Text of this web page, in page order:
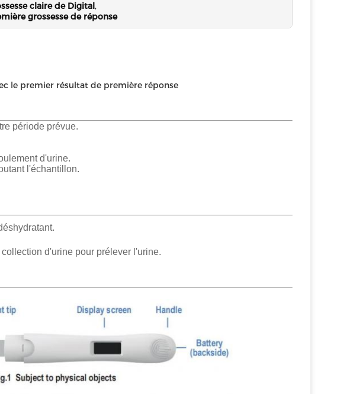
claire de Digital,
grossesse de réponse
le premier résultat de première réponse
période prévue.
d'urine.
l'échantillon.
d'urine pour prélever l'urine.